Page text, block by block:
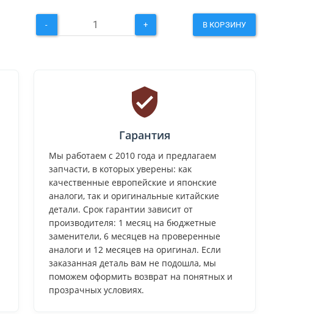
- + В КОРЗИНУ
Гарантия
Мы работаем с 2010 года и предлагаем
запчасти, в которых уверены: как
качественные европейские и японские
аналоги, так и оригинальные китайские
детали. Срок гарантии зависит от
производителя: 1 месяц на бюджетные
заменители, 6 месяцев на проверенные
аналоги и 12 месяцев на оригинал. Если
заказанная деталь вам не подошла, мы
поможем оформить возврат на понятных и
прозрачных условиях.